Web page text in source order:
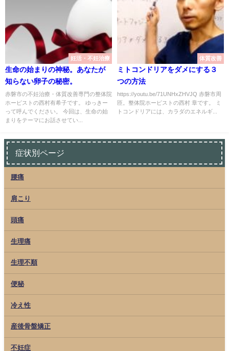
妊活・不妊治療
生命の始まりの神秘。あなたが
知らない卵子の秘密。
赤磐市の不妊治療・体質改善専門の整体院
ホーピストの西村有希子です。 ゆっきー
って呼んでください。 今回は、生命の始
まりをテーマにお話させてい...
体質改善
ミトコンドリアをダメにする３
つの方法
https://youtu.be/71UNHxZHVJQ 赤磐市周
匝。整体院ホーピストの西村 章です。 ミ
トコンドリアには、カラダのエネルギ...
症状別ページ
腰痛
肩こり
頭痛
生理痛
生理不順
便秘
冷え性
産後骨盤矯正
不妊症